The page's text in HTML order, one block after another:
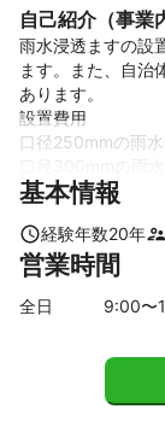
自己紹介（事業
雨水浸透ますの設
ます。また、自治
あります。﻿
設置費用
口径250mmの雨
口径350mmの雨水
機械による土工で
佐倉市では、1基
島田市では、雨
基本情報
経験年数20年
営業時間
全日 9:00〜